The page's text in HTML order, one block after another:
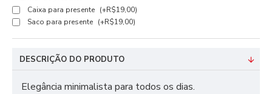
Caixa para presente (+R$19,00)
Saco para presente (+R$19,00)
DESCRIÇÃO DO PRODUTO
Elegância minimalista para todos os dias.